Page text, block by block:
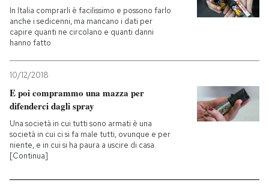
PODCAST
NEWSLETTER
I MIEI PREFERITI
SHOP
CALENDARIO
In Italia comprarli è facilissimo e possono farlo
anche i sedicenni, ma mancano i dati per
capire quanti ne circolano e quanti danni
hanno fatto
10/12/2018
E poi comprammo una mazza per
difenderci dagli spray
Una società in cui tutti sono armati è una
società in cui ci si fa male tutti, ovunque e per
niente, e in cui si ha paura a uscire di casa.
[Continua]